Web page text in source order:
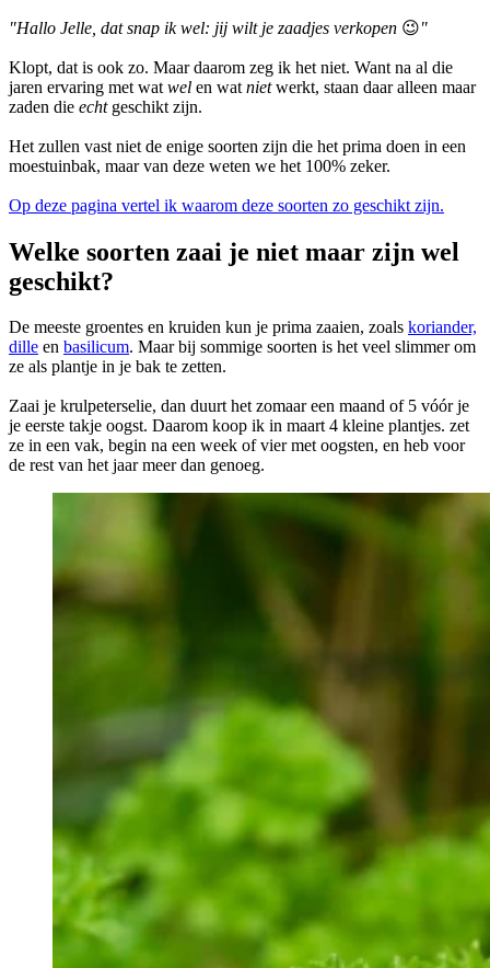
"Hallo Jelle, dat snap ik wel: jij wilt je zaadjes verkopen 😉"
Klopt, dat is ook zo. Maar daarom zeg ik het niet. Want na al die
jaren ervaring met wat wel en wat nietwerkt, staan daar alleen maar
zaden die echtgeschikt zijn.
Het zullen vast niet de enige soorten zijn die het prima doen in een
moestuinbak, maar van deze weten we het 100% zeker.
Op deze pagina vertel ik waarom deze soorten zo geschikt zijn.
Welke soorten zaai je niet maar zijn wel
geschikt?
De meeste groentes en kruiden kun je prima zaaien, zoals koriander,
dille en basilicum. Maar bij sommige soorten is het veel slimmer om
ze als plantje in je bak te zetten.
Zaai je krulpeterselie, dan duurt het zomaar een maand of 5 vóór je
je eerste takje oogst. Daarom koop ik in maart 4 kleine plantjes. zet
ze in een vak, begin na een week of vier met oogsten, en heb voor
de rest van het jaar meer dan genoeg.